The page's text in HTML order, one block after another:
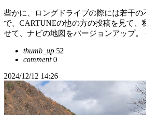
些かに、ロングドライブの際には若干の
で、CARTUNEの他の方の投稿を見て、
せて、ナビの地図をバージョンアップ。
thumb_up 52
comment0
2024/12/12 14:26